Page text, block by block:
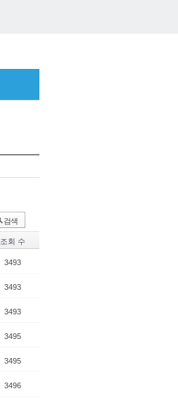
검색
조회 수
3493
3493
3493
3495
3495
3496